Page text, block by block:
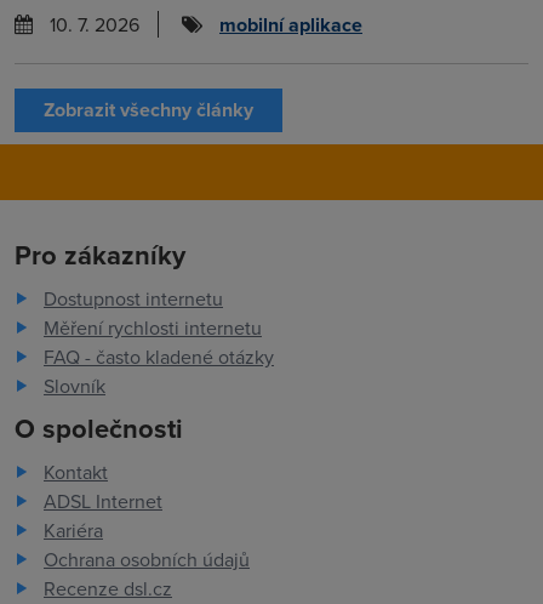
10. 7. 2026
mobilní aplikace
Zobrazit všechny články
Pro zákazníky
Dostupnost internetu
Měření rychlosti internetu
FAQ - často kladené otázky
Slovník
O společnosti
Kontakt
ADSL Internet
Kariéra
Ochrana osobních údajů
Recenze dsl.cz